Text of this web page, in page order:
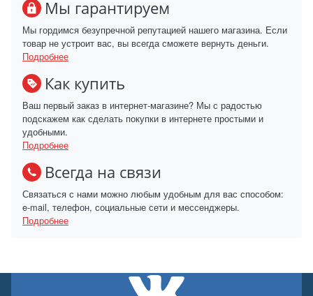
Мы гарантируем
Мы гордимся безупречной репутацией нашего магазина. Если
товар не устроит вас, вы всегда сможете вернуть деньги.
Подробнее
Как купить
Ваш первый заказ в интернет-магазине? Мы с радостью
подскажем как сделать покупки в интернете простыми и
удобными.
Подробнее
Всегда на связи
Связаться с нами можно любым удобным для вас способом:
e-mail, телефон, социальные сети и мессенджеры.
Подробнее